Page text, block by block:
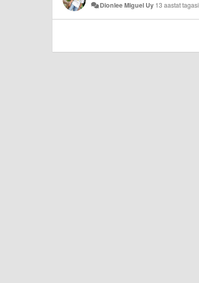
Dionlee Miguel Uy 13 aastat tagasi